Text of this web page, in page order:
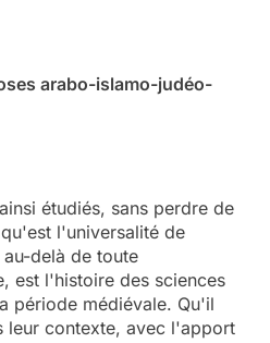
arabo-islamo-judéo-
étudiés, sans perdre de
l'universalité de
delà de toute
est l'histoire des sciences
période médiévale. Qu'il
leur contexte, avec l'apport